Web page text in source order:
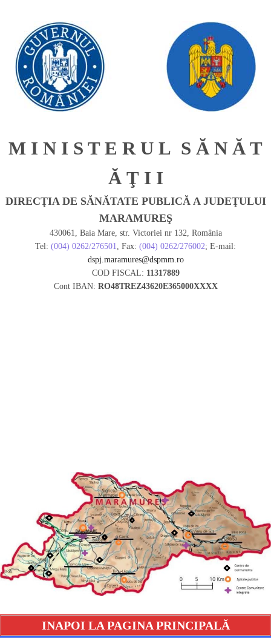
M I N I S T E R U L S Ă N Ă T
Ă Ţ I I
DIRECŢIA DE SĂNĂTATE PUBLICĂ A JUDEŢULUI
MARAMUREŞ
430061, Baia Mare, str. Victoriei nr 132, România
Tel: (004) 0262/276501, Fax: (004) 0262/276002; E-mail:
dspj.maramures@dspmm.ro
COD FISCAL: 11317889
Cont IBAN: RO48TREZ43620E365000XXXX
INAPOI LA PAGINA PRINCIPALĂ